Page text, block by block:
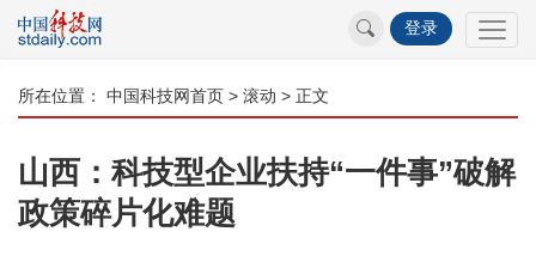
登录
所在位置： 中国科技网首页 > 滚动 > 正文
山西：科技型企业扶持“一件事”破解
政策碎片化难题